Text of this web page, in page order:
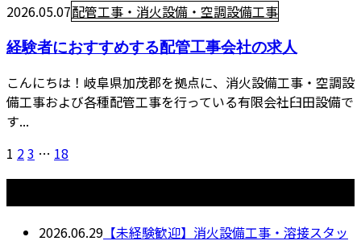
2026.05.07配管工事・消火設備・空調設備工事
経験者におすすめする配管工事会社の求人
こんにちは！岐阜県加茂郡を拠点に、消火設備工事・空調設
備工事および各種配管工事を行っている有限会社臼田設備で
す...
1 23 … 18
2026.06.29 【未経験歓迎】消火設備工事・溶接スタッ